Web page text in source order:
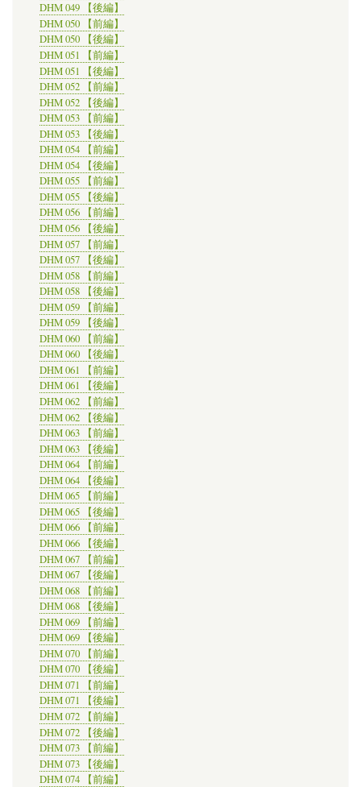
DHM 049 【後編】
DHM 050 【前編】
DHM 050 【後編】
DHM 051 【前編】
DHM 051 【後編】
DHM 052 【前編】
DHM 052 【後編】
DHM 053 【前編】
DHM 053 【後編】
DHM 054 【前編】
DHM 054 【後編】
DHM 055 【前編】
DHM 055 【後編】
DHM 056 【前編】
DHM 056 【後編】
DHM 057 【前編】
DHM 057 【後編】
DHM 058 【前編】
DHM 058 【後編】
DHM 059 【前編】
DHM 059 【後編】
DHM 060 【前編】
DHM 060 【後編】
DHM 061 【前編】
DHM 061 【後編】
DHM 062 【前編】
DHM 062 【後編】
DHM 063 【前編】
DHM 063 【後編】
DHM 064 【前編】
DHM 064 【後編】
DHM 065 【前編】
DHM 065 【後編】
DHM 066 【前編】
DHM 066 【後編】
DHM 067 【前編】
DHM 067 【後編】
DHM 068 【前編】
DHM 068 【後編】
DHM 069 【前編】
DHM 069 【後編】
DHM 070 【前編】
DHM 070 【後編】
DHM 071 【前編】
DHM 071 【後編】
DHM 072 【前編】
DHM 072 【後編】
DHM 073 【前編】
DHM 073 【後編】
DHM 074 【前編】